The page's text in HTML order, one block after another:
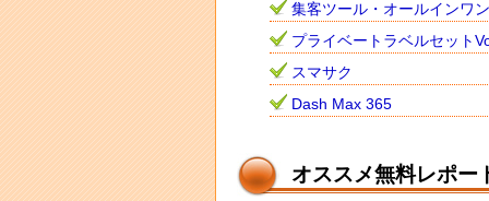
集客ツール・オールインワ
プライベートラベルセット
スマサク
Dash Max 365
オススメ無料レポー